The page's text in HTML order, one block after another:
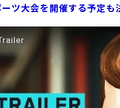
ツ大会を開催する予定も